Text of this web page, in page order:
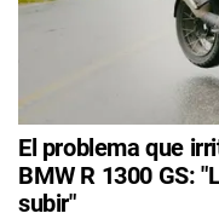
El problema que
BMW R 1300 GS:
subir"